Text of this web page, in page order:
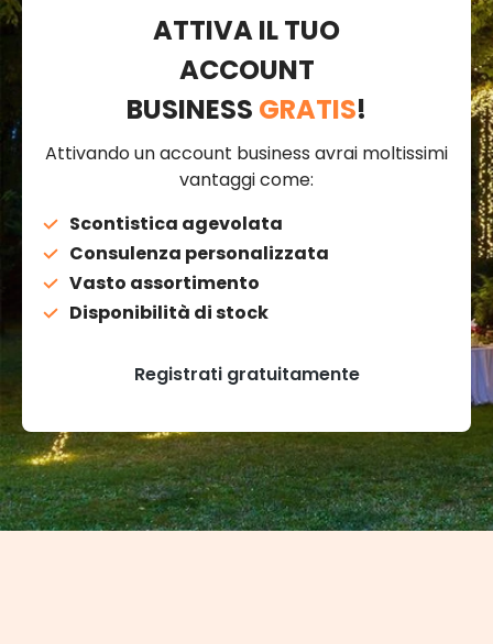
ATTIVA IL TUO
ACCOUNT
BUSINESS GRATIS!
Attivando un account business avrai moltissimi
vantaggi come:
Scontistica agevolata
Consulenza personalizzata
Vasto assortimento
Disponibilità di stock
Registrati gratuitamente